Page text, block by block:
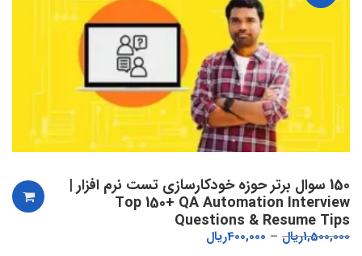
150 سوال برتر حوزه خودکارسازی تست نرم افزار |
Top 150+ QA Automation Interview
Questions & Resume Tips
1,500,000ریال 400,000ریال